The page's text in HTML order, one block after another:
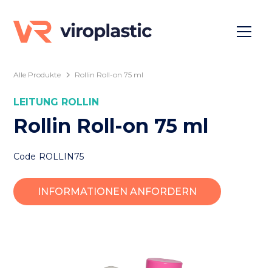
Alle Produkte Rollin Roll-on 75 ml
LEITUNG ROLLIN
Rollin Roll-on 75 ml
Code ROLLIN75
INFORMATIONEN ANFORDERN